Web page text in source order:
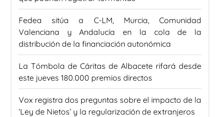
Fedea sitúa a C-LM, Murcia, Comunidad
Valenciana y Andalucía en la cola de la
distribución de la financiación autonómica
La Tómbola de Cáritas de Albacete rifará desde
este jueves 180.000 premios directos
Vox registra dos preguntas sobre el impacto de la
‘Ley de Nietos’ y la regularización de extranjeros